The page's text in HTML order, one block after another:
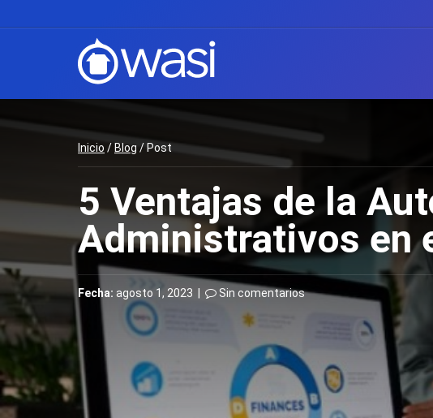
Inicio / Blog / Post
5 Ventajas de la
Administrativos en
Fecha: agosto 1, 2023 | Sin comentarios